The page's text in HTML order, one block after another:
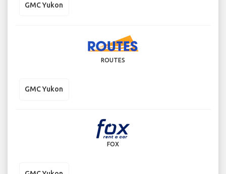
GMC Yukon
ROUTES
GMC Yukon
FOX